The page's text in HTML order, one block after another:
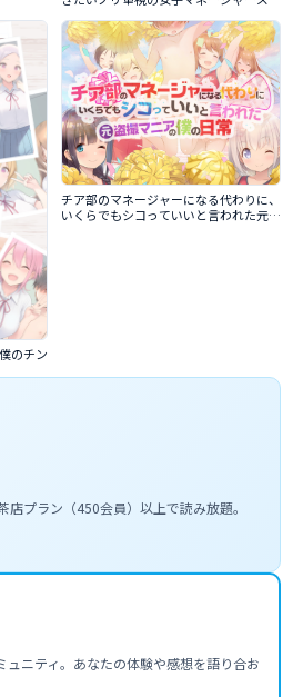
のチン
チア部のマネージャーになる代わりに、
いくらでもシコっていいと言われた元盗
店プラン（450会員）以上で読み放題。
ュニティ。あなたの体験や感想を語り合お